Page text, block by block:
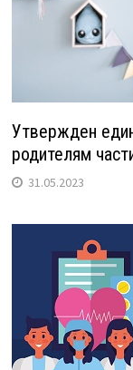
Утвержден
родителям
31.05.2023